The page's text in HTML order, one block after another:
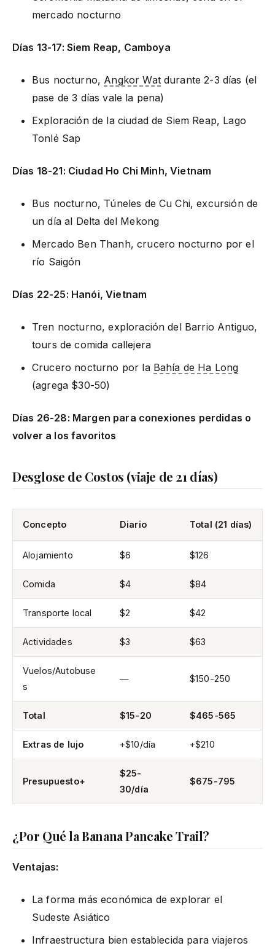
mercado nocturno
Días 13-17: Siem Reap, Camboya
Bus nocturno, Angkor Watdurante 2-3 días (el
pase de 3 días vale la pena)
Exploración de la ciudad de Siem Reap, Lago
Tonlé Sap
Días 18-21: Ciudad Ho Chi Minh, Vietnam
Bus nocturno, Túneles de Cu Chi, excursión de
un día al Delta del Mekong
Mercado Ben Thanh, crucero nocturno por el
río Saigón
Días 22-25: Hanói, Vietnam
Tren nocturno, exploración del Barrio Antiguo,
tours de comida callejera
Crucero nocturno por la Bahía de Ha Long
(agrega $30-50)
Días 26-28: Margen para conexiones perdidas o
volver a los favoritos
Desglose de Costos (viaje de 21 días)
Concepto Diario Total (21 días)
Alojamiento $6 $126
Comida $4 $84
Transporte local $2 $42
Actividades $3 $63
Vuelos/Autobuse
s
— $150-250
Total $15-20 $465-565
Extras de lujo +$10/día +$210
Presupuesto+
$25-
30/día
$675-795
¿Por Qué la Banana Pancake Trail?
Ventajas:
La forma más económica de explorar el
Sudeste Asiático
Infraestructura bien establecida para viajeros